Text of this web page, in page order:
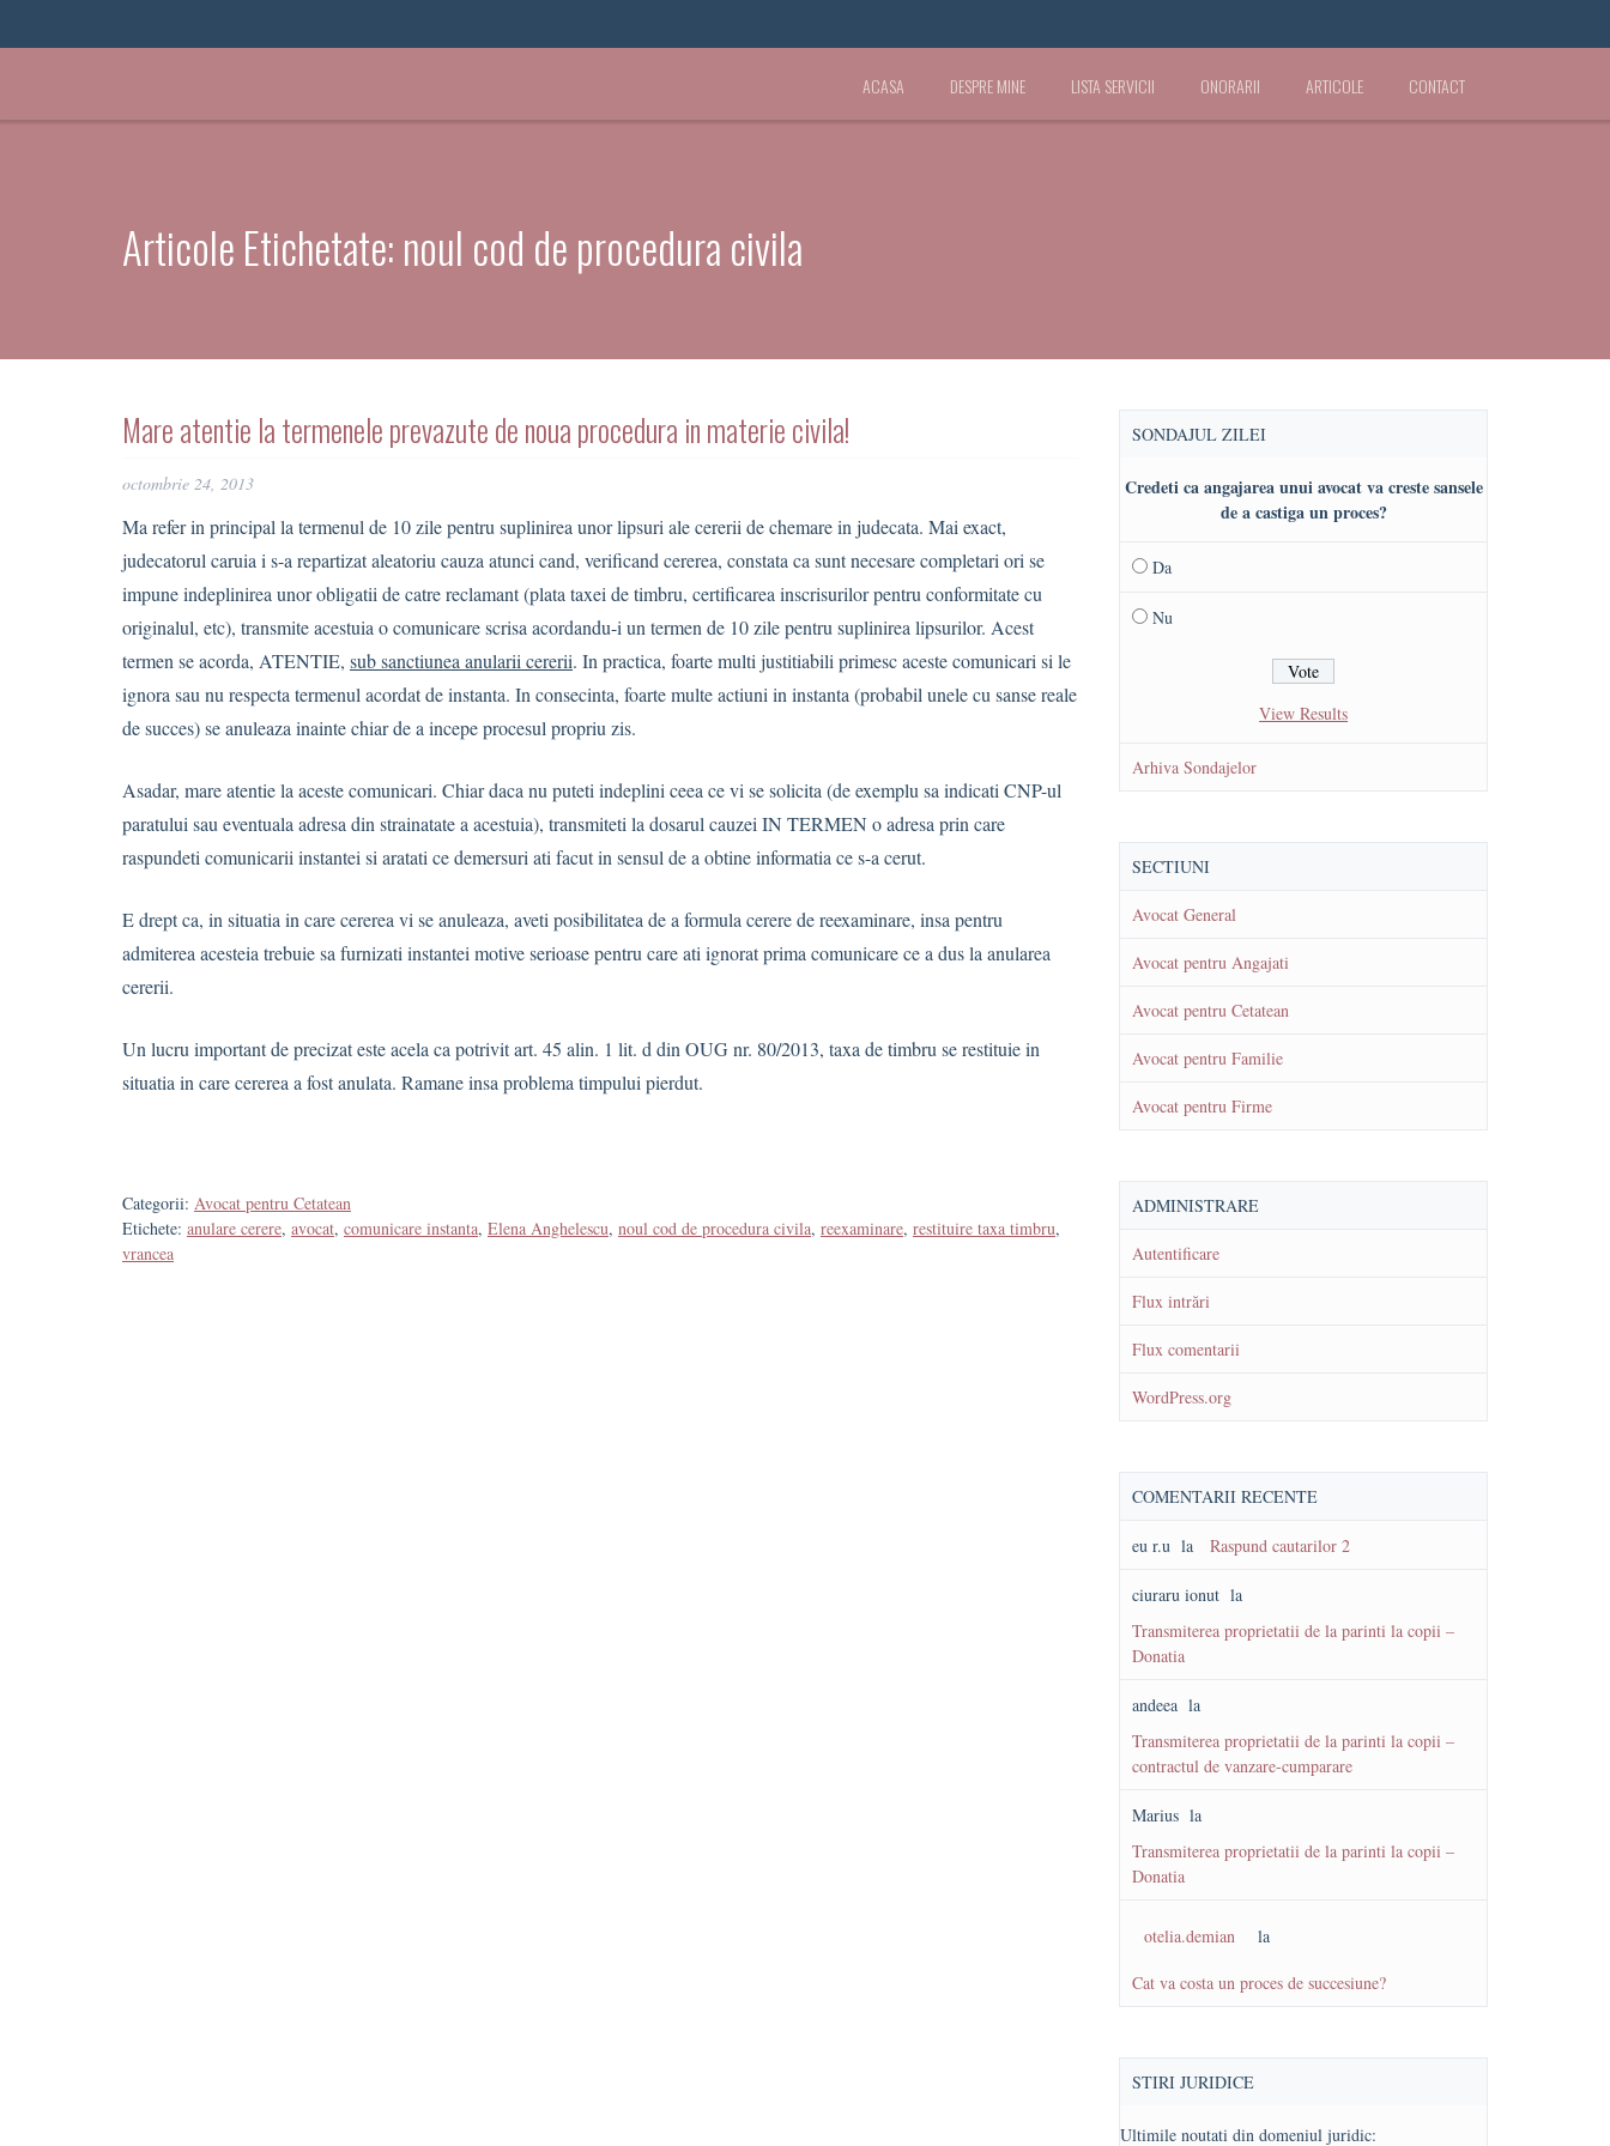
ACASA DESPRE MINE LISTA SERVICII ONORARII ARTICOLE CONTACT
Articole Etichetate:noul cod de procedura civila
Mare atentie la termenele prevazute de noua procedura in materie civila!
octombrie 24, 2013
Ma refer in principal la termenul de 10 zile pentru suplinirea unor lipsuri ale cererii de chemare in judecata. Mai exact,
judecatorul caruia i s-a repartizat aleatoriu cauza atunci cand, verificand cererea, constata ca sunt necesare completari ori se
impune indeplinirea unor obligatii de catre reclamant (plata taxei de timbru, certificarea inscrisurilor pentru conformitate cu
originalul, etc), transmite acestuia o comunicare scrisa acordandu-i un termen de 10 zile pentru suplinirea lipsurilor. Acest
termen se acorda, ATENTIE, sub sanctiunea anularii cererii. In practica, foarte multi justitiabili primesc aceste comunicari si le
ignora sau nu respecta termenul acordat de instanta. In consecinta, foarte multe actiuni in instanta (probabil unele cu sanse reale
de succes) se anuleaza inainte chiar de a incepe procesul propriu zis.
Asadar, mare atentie la aceste comunicari. Chiar daca nu puteti indeplini ceea ce vi se solicita (de exemplu sa indicati CNP-ul
paratului sau eventuala adresa din strainatate a acestuia), transmiteti la dosarul cauzei IN TERMEN o adresa prin care
raspundeti comunicarii instantei si aratati ce demersuri ati facut in sensul de a obtine informatia ce s-a cerut.
E drept ca, in situatia in care cererea vi se anuleaza, aveti posibilitatea de a formula cerere de reexaminare, insa pentru
admiterea acesteia trebuie sa furnizati instantei motive serioase pentru care ati ignorat prima comunicare ce a dus la anularea
cererii.
Un lucru important de precizat este acela ca potrivit art. 45 alin. 1 lit. d din OUG nr. 80/2013, taxa de timbru se restituie in
situatia in care cererea a fost anulata. Ramane insa problema timpului pierdut.
Categorii: Avocat pentru Cetatean
Etichete: anulare cerere, avocat, comunicare instanta, Elena Anghelescu, noul cod de procedura civila, reexaminare, restituire taxa timbru,
vrancea
SONDAJUL ZILEI
Credeti ca angajarea unui avocat va creste sansele
de a castiga un proces?
Da
Nu
View Results
Arhiva Sondajelor
SECTIUNI
Avocat General
Avocat pentru Angajati
Avocat pentru Cetatean
Avocat pentru Familie
Avocat pentru Firme
ADMINISTRARE
Autentificare
Flux intrări
Flux comentarii
WordPress.org
COMENTARII RECENTE
eu r.u la Raspund cautarilor 2
ciuraru ionut la
Transmiterea proprietatii de la parinti la copii –
Donatia
andeea la
Transmiterea proprietatii de la parinti la copii –
contractul de vanzare-cumparare
Marius la
Transmiterea proprietatii de la parinti la copii –
Donatia
otelia.demian la
Cat va costa un proces de succesiune?
STIRI JURIDICE
Ultimile noutati din domeniul juridic: